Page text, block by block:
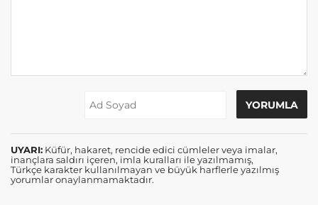
UYARI: Küfür, hakaret, rencide edici cümleler veya imalar,
inançlara saldırı içeren, imla kuralları ile yazılmamış,
Türkçe karakter kullanılmayan ve büyük harflerle yazılmış
yorumlar onaylanmamaktadır.